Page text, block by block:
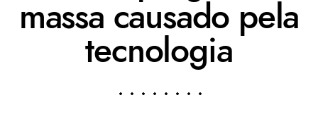
massa causado pela
tecnologia